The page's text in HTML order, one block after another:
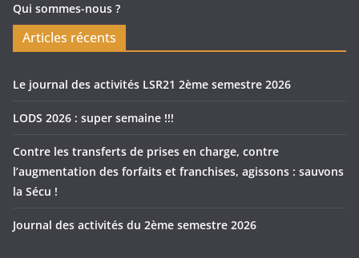
Qui sommes-nous ?
Articles récents
Le journal des activités LSR21 2ème semestre 2026
LODS 2026 : super semaine !!!
Contre les transferts de prises en charge, contre
l’augmentation des forfaits et franchises, agissons : sauvons
la Sécu !
Journal des activités du 2ème semestre 2026